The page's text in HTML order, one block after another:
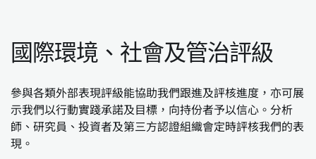
國際環境、社會及管治評級
參與各類外部表現評級能協助我們跟進及評核進度，亦可展
示我們以行動實踐承諾及目標，向持份者予以信心。分析
師、研究員、投資者及第三方認證組織會定時評核我們的表
現。